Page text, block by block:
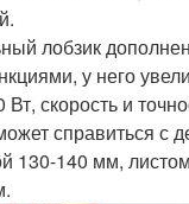
лобзик
у него
скорость и
справиться с
130-140 мм,